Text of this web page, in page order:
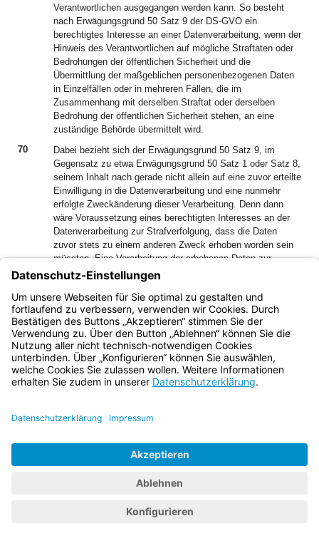
Verantwortlichen ausgegangen werden kann. So besteht
nach Erwägungsgrund 50 Satz 9 der DS-GVO ein
berechtigtes Interesse an einer Datenverarbeitung, wenn der
Hinweis des Verantwortlichen auf mögliche Straftaten oder
Bedrohungen der öffentlichen Sicherheit und die
Übermittlung der maßgeblichen personenbezogenen Daten
in Einzelfällen oder in mehreren Fällen, die im
Zusammenhang mit derselben Straftat oder derselben
Bedrohung der öffentlichen Sicherheit stehen, an eine
zuständige Behörde übermittelt wird.
70
Dabei bezieht sich der Erwägungsgrund 50 Satz 9, im
Gegensatz zu etwa Erwägungsgrund 50 Satz 1 oder Satz 8,
seinem Inhalt nach gerade nicht allein auf eine zuvor erteilte
Einwilligung in die Datenverarbeitung und eine nunmehr
erfolgte Zweckänderung dieser Verarbeitung. Denn dann
wäre Voraussetzung eines berechtigten Interesses an der
Datenverarbeitung zur Strafverfolgung, dass die Daten
zuvor stets zu einem anderen Zweck erhoben worden sein
müssten. Eine Verarbeitung der erhobenen Daten zur
unmittelbaren Anzeigenerstattung wäre stets nicht
gerechtfertigt. Eine derartige Begrenzung der zulässigen
Datenverarbeitung zur Erteilung von Hinweisen im Bereich
der Strafverfolgung entspricht nicht dem weiten Begriff des
berechtigten Interesses und wäre darüber hinaus
widersinnig.
71
Selbst wenn mit der Ansicht der Beklagten davon
auszugehen wäre, dass sich Satz 9 des Erwägungsgrundes
50 der DS-GVO unmittelbar nur auf
ihm jedenfalls darüber hinaus der allgemeine
Datenverarbeitungen, die dazu erforderlich sind,
zuständigen Behörden Hinweise auf begangene Straftaten
zu geben, als berechtigtes Interesse des Verantwortlichen
gelten sollten. Aus dem Satz 9 des Erwägungsgrundes 50
Interesse des Verantwortlichen an einer Datenverarbeitung